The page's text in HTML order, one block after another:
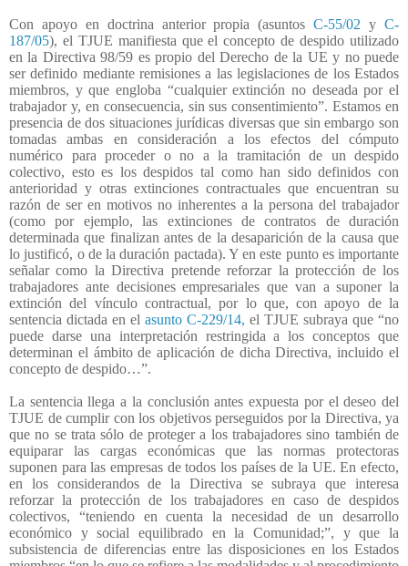
Con apoyo en doctrina anterior propia (asuntos C-55/02 yC-
187/05), el TJUE manifiesta que el concepto de despido utilizado
en la Directiva 98/59 es propio del Derecho de la UE y no puede
ser definido mediante remisiones a las legislaciones de los Estados
miembros, y que engloba “cualquier extinción no deseada por el
trabajador y, en consecuencia, sin sus consentimiento”. Estamos en
presencia de dos situaciones jurídicas diversas que sin embargo son
tomadas ambas en consideración a los efectos del cómputo
numérico para proceder o no a la tramitación de un despido
colectivo, esto es los despidos tal como han sido definidos con
anterioridad y otras extinciones contractuales que encuentran su
razón de ser en motivos no inherentes a la persona del trabajador
(como por ejemplo, las extinciones de contratos de duración
determinada que finalizan antes de la desaparición de la causa que
lo justificó, o de la duración pactada). Y en este punto es importante
señalar como la Directiva pretende reforzar la protección de los
trabajadores ante decisiones empresariales que van a suponer la
extinción del vínculo contractual, por lo que, con apoyo de la
sentencia dictada en el asunto C-229/14, el TJUE subraya que “no
puede darse una interpretación restringida a los conceptos que
determinan el ámbito de aplicación de dicha Directiva, incluido el
concepto de despido…”.
La sentencia llega a la conclusión antes expuesta por el deseo del
TJUE de cumplir con los objetivos perseguidos por la Directiva, ya
que no se trata sólo de proteger a los trabajadores sino también de
equiparar las cargas económicas que las normas protectoras
suponen para las empresas de todos los países de la UE. En efecto,
en los considerandos de la Directiva se subraya que interesa
reforzar la protección de los trabajadores en caso de despidos
colectivos, “teniendo en cuenta la necesidad de un desarrollo
económico y social equilibrado en la Comunidad;”, y que la
subsistencia de diferencias entre las disposiciones en los Estados